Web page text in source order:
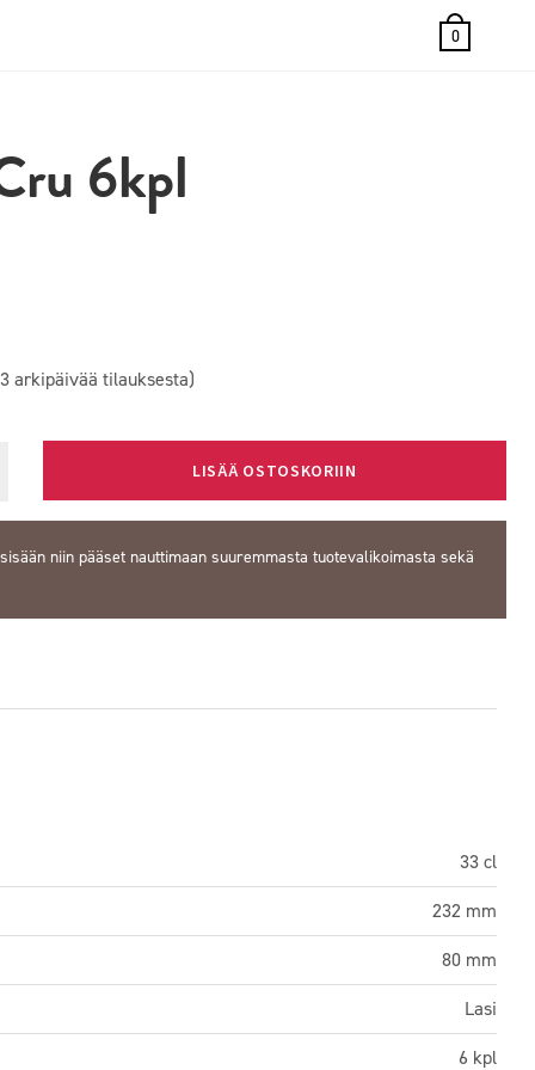
0
6kpl
arkipäivää tilauksesta)
LISÄÄ OSTOSKORIIN
niin pääset nauttimaan suuremmasta tuotevalikoimasta sekä
33 cl
232 mm
80 mm
Lasi
6 kpl